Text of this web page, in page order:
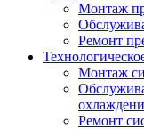
Монтаж
Ремонт
Монтаж
Ремонт